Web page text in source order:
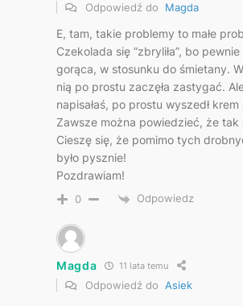
Odpowiedź do Magda
E, tam, takie problemy to małe
Czekolada się “zbryliła”, bo pewnie
gorąca, w stosunku do śmietany.
nią po prostu zaczęła zastygać.
napisałaś, po prostu wyszedł
Zawsze można powiedzieć, że tak
Cieszę się, że pomimo tych
było pysznie!
Pozdrawiam!
0 Odpowiedz
Magda 11 lata temu
Odpowiedź do Asiek